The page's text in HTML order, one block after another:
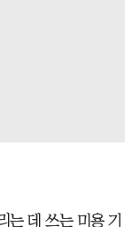
는 데 쓰는 미용 기